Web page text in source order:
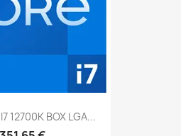
12700K BOX LGA...